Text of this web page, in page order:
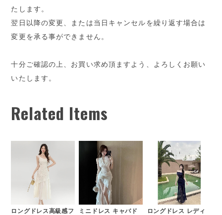
たします。
翌日以降の変更、または当日キャンセルを繰り返す場合は
変更を承る事ができません。
十分ご確認の上、お買い求め頂ますよう、よろしくお願い
いたします。
Related Items
ロングドレス高級感フ
ミニドレス キャバド
ロングドレス レディ